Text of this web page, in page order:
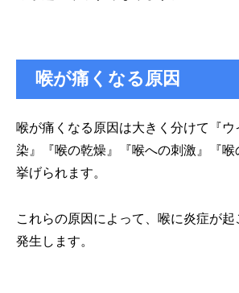
喉が痛くなる原因
喉が痛くなる原因は大きく分けて『
染』『喉の乾燥』『喉への刺激』『
挙げられます。
これらの原因によって、喉に炎症が
発生します。